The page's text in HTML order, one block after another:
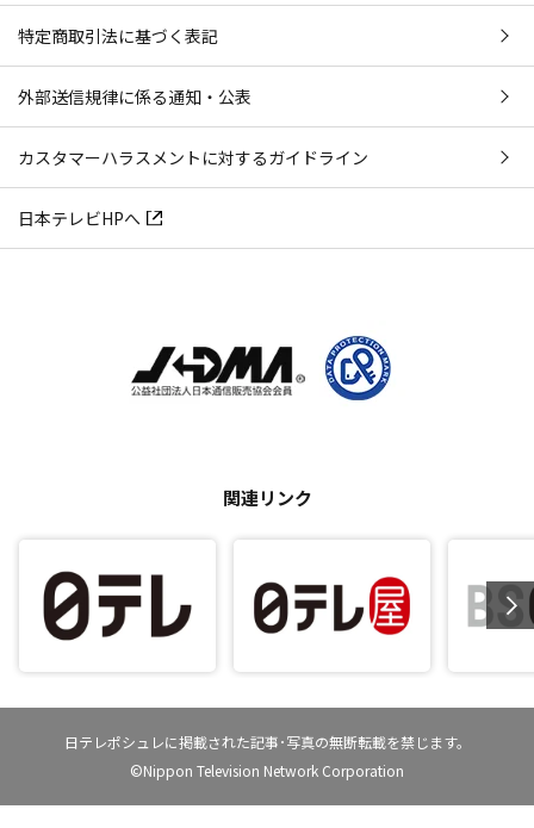
特定商取引法に基づく表記
外部送信規律に係る通知・公表
カスタマーハラスメントに対するガイドライン
日本テレビHPへ
関連リンク
日テレポシュレに掲載された記事･写真の無断転載を禁じます。
©Nippon Television Network Corporation